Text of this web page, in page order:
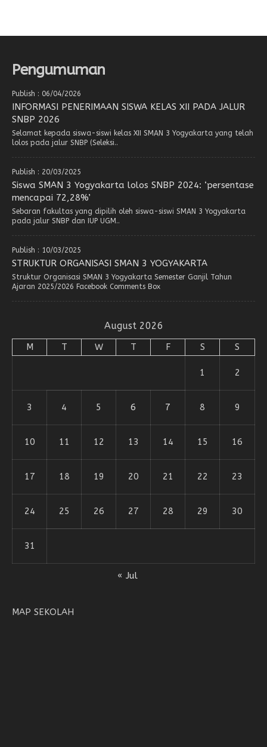
Pengumuman
Publish : 06/04/2026
INFORMASI PENERIMAAN SISWA KELAS XII PADA JALUR
SNBP 2026
Selamat kepada siswa-siswi kelas XII SMAN 3 Yogyakarta yang telah
lolos pada jalur SNBP (Seleksi..
Publish : 20/03/2025
Siswa SMAN 3 Yogyakarta lolos SNBP 2024: ‘persentase
mencapai 72,28%’
Sebaran fakultas yang dipilih oleh siswa-siswi SMAN 3 Yogyakarta
pada jalur SNBP dan IUP UGM..
Publish : 10/03/2025
STRUKTUR ORGANISASI SMAN 3 YOGYAKARTA
Struktur Organisasi SMAN 3 Yogyakarta Semester Ganjil Tahun
Ajaran 2025/2026 Facebook Comments Box
August 2026
M T W T F S S
1 2
3 4 5 6 7 8 9
10 11 12 13 14 15 16
17 18 19 20 21 22 23
24 25 26 27 28 29 30
31
« Jul
MAP SEKOLAH